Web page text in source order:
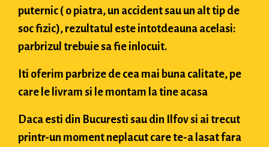
puternic ( o piatra, un accident sau un alt tip de
soc fizic), rezultatul este intotdeauna acelasi:
parbrizul trebuie sa fie inlocuit.
Iti oferim parbrize de cea mai buna calitate, pe
care le livram si le montam la tine acasa
Daca esti din Bucuresti sau din Ilfov si ai trecut
printr-un moment neplacut care te-a lasat fara